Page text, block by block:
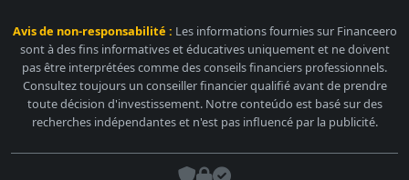
Avis de non-responsabilité : Les informations fournies sur Financeero
sont à des fins informatives et éducatives uniquement et ne doivent
pas être interprétées comme des conseils financiers professionnels.
Consultez toujours un conseiller financier qualifié avant de prendre
toute décision d'investissement. Notre conteúdo est basé sur des
recherches indépendantes et n'est pas influencé par la publicité.